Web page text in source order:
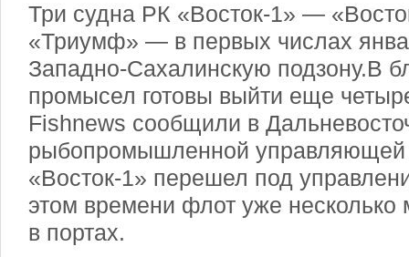
Три судна РК «Восток-1» —
«Триумф» — в первых числах
Западно-Сахалинскую подзону.В
промысел готовы выйти еще
Fishnews сообщили в
рыбопромышленной управляющей
«Восток-1» перешел под
этом времени флот уже несколько
в портах.